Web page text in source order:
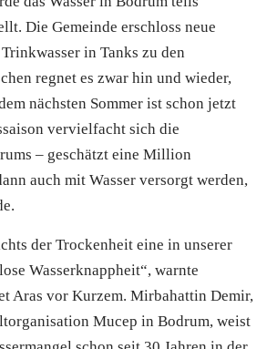
Die Gemeinde erschloss neue
in Tanks zu den
regnet es zwar hin und wieder,
nächsten Sommer ist schon jetzt
vervielfacht sich die
– geschätzt eine Million
auch mit Wasser versorgt werden,
der Trockenheit eine in unserer
Wasserknappheit“, warnte
Aras vor Kurzem. Mirbahattin Demir,
Mucep in Bodrum, weist